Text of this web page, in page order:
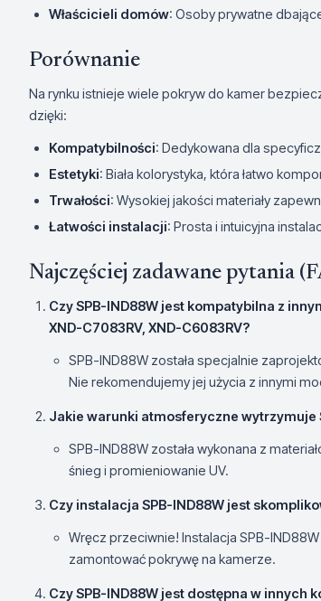
Właścicieli domów: Osoby prywatne
Porównanie
Na rynku istnieje wiele pokryw do kamer
dzięki:
Kompatybilności: Dedykowana dla
Estetyki: Biała kolorystyka, która łatwo
Trwałości: Wysokiej jakości materiały
Łatwości instalacji: Prosta i intuicyjna
Najczęściej zadawane pytania
Czy SPB-IND88W jest kompatybilna z
XND-C7083RV, XND-C6083RV?
SPB-IND88W została specjalnie
Nie rekomendujemy jej użycia z innymi
Jakie warunki atmosferyczne wytrzymuje
SPB-IND88W została wykonana z
śnieg i promieniowanie UV.
Czy instalacja SPB-IND88W jest
Wręcz przeciwnie! Instalacja SPB-
zamontować pokrywę na kamerze.
Czy SPB-IND88W jest dostępna w innych